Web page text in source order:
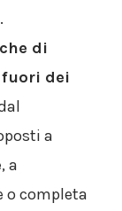
di
dei
a
, a
o completa